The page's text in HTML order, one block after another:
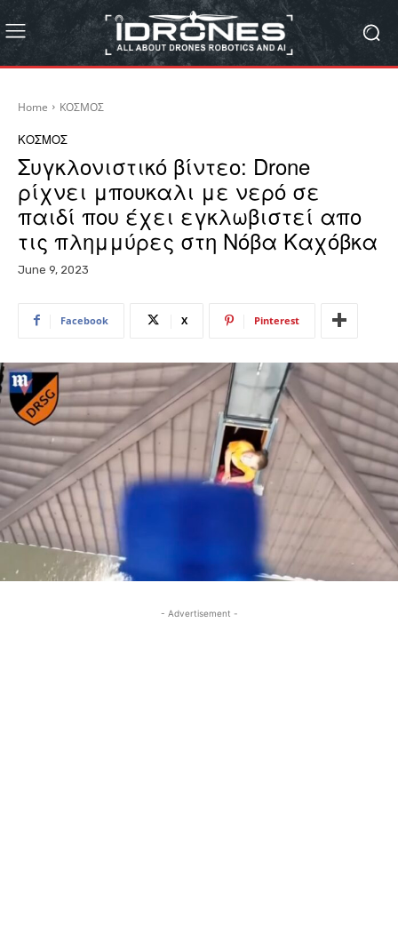
Home ΚΟΣΜΟΣ
ΚΟΣΜΟΣ
Συγκλονιστικό βίντεο: Drone
ρίχνει μπουκαλι με νερό σε
παιδί που έχει εγκλωβιστεί απο
τις πλημμύρες στη Νόβα Καχόβκα
June 9, 2023
Facebook X Pinterest
- Advertisement -